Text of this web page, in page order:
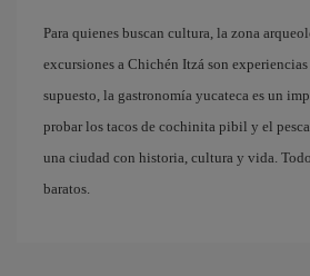
Para quienes buscan cultura, la zona
excursiones a Chichén Itzá son
supuesto, la gastronomía yucateca es un
probar los tacos de cochinita pibil y el
una ciudad con historia, cultura y vida.
baratos.